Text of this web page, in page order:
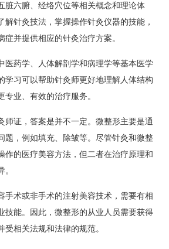
脏六腑、经络穴位等相关概念和理论体
解针灸技法，掌握操作针灸仪器的技能，
症并提供相应的针灸治疗方案。
医药学、人体解剖学和病理学等基本医学
学习可以帮助针灸师更好地理解人体结构
业、有效的治疗服务。
师证，答案是并不一定。微整形主要是通
题，例如填充、除皱等。尽管针灸和微整
作的医疗美容方法，但二者在治疗原理和
手术或非手术的注射美容技术，需要有相
技能。因此，微整形的从业人员需要获得
相关法规和法律的规范。